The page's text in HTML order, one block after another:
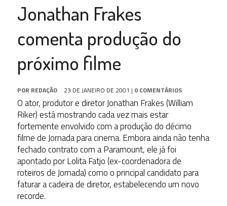
Jonathan Frakes
comenta produção do
próximo filme
POR REDAÇÃO 23 DE JANEIRO DE 2001 | 0 COMENTÁRIOS
O ator, produtor e diretor Jonathan Frakes (William
Riker) está mostrando cada vez mais estar
fortemente envolvido com a produção do décimo
filme de Jornada para cinema. Embora ainda não tenha
fechado contrato com a Paramount, ele já foi
apontado por Lolita Fatjo (ex-coordenadora de
roteiros de Jornada) como o principal candidato para
faturar a cadeira de diretor, estabelecendo um novo
recorde.